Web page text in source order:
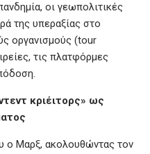
οι γεωπολιτικές
της υπεραξίας στο
οργανισμούς (tour
τις πλατφόρμες
κριέιτορς» ως
ο Μαρξ, ακολουθώντας τον